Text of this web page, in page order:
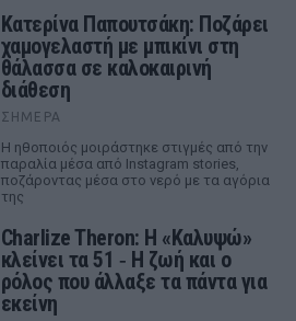
Κατερίνα Παπουτσάκη: Ποζάρει
χαμογελαστή με μπικίνι στη
θάλασσα σε καλοκαιρινή
διάθεση
ΣΉΜΕΡΑ
Η ηθοποιός μοιράστηκε στιγμές από την
παραλία μέσα από Instagram stories,
ποζάροντας μέσα στο νερό με τα αγόρια
της
Charlize Theron: Η «Καλυψώ»
κλείνει τα 51 ‑ H ζωή και ο
ρόλος που άλλαξε τα πάντα για
εκείνη